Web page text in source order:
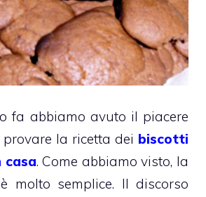
fa abbiamo avuto il piacere
la ricetta dei biscotti
. Come abbiamo visto, la
molto semplice. Il discorso